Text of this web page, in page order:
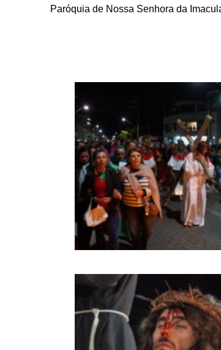
Paróquia de Nossa Senhora da